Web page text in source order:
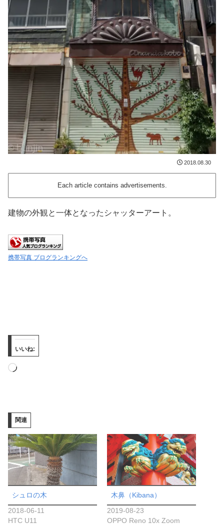
2018.08.30
Each article contains advertisements.
建物の外観と一体となったシャッターアート。
携帯写真 ブログランキングへ
いいね:
読
み
中…
関連
シュロの木
2018-06-11
HTC U11
木鼻（Kibana）
2019-08-23
OPPO Reno 10x Zoom